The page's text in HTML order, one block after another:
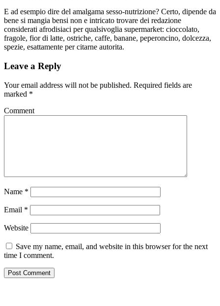
E ad esempio dire del amalgama sesso-nutrizione? Certo, dipende da
bene si mangia bensi non e intricato trovare dei redazione
considerati afrodisiaci per qualsivoglia supermarket: cioccolato,
fragole, fior di latte, ostriche, caffe, banane, peperoncino, dolcezza,
spezie, esattamente per citarne autorita.
Leave a Reply
Your email address will not be published. Required fields are
marked *
Comment
Name *
Email *
Website
Save my name, email, and website in this browser for the next
time I comment.